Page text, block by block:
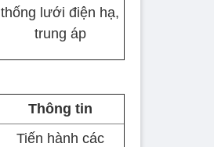
thống lưới điện hạ,
trung áp
Thông tin
Tiến hành các